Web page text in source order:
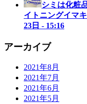
シミは化粧
イトニングイマ
23日 - 15:16
アーカイブ
2021年8月
2021年7月
2021年6月
2021年5月